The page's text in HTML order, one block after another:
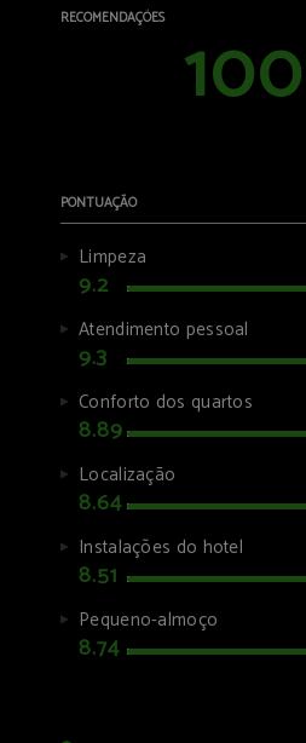
Bar
Salões
RECOMENDAÇÕES 100
PONTUAÇÃO
Limpeza
9.2
Atendimento pessoal
9.3
Conforto dos quartos
8.89
Localização
8.64
Instalações do hotel
8.51
Pequeno-almoço
8.74